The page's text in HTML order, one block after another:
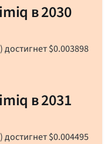
в 2030
достигнет$0.003898
в 2031
достигнет$0.004495